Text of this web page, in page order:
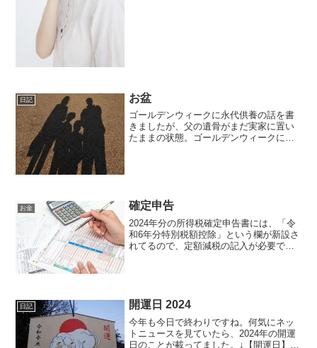
日記 お盆
ゴールデンウィークに永代供養の話を書
きましたが、父の遺骨がまだ実家に置い
たままの状態。ゴールデンウィークに家
お金 確定申告
2024年分の所得税確定申告書には、「令
和6年分特別税額控除」という欄が新設さ
れてるので、定額減税の記入が必要で
日記 開運日 2024
今年も今日で終わりですね。何気にネッ
トニュースを見ていたら、2024年の開運
日のことが載ってました。↓【開運日】